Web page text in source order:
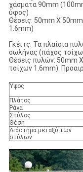
χάσματα 90mm
ύφος)
Θέσεις: 50mm X
1.6mm)
Γκέιτς: Τα πλαίσια
σωλήνας (πάχος
Θέσεις πυλών: 50mm
τοίχων 1.6mm).
Ύψος
Πλάτος
Ράγα
Στύλος
Θέση
Διάστημα μεταξύ των
στύλων